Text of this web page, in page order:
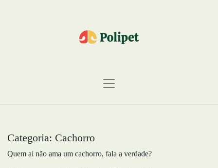
Categoria: Cachorro
Quem ai não ama um cachorro, fala a verdade?